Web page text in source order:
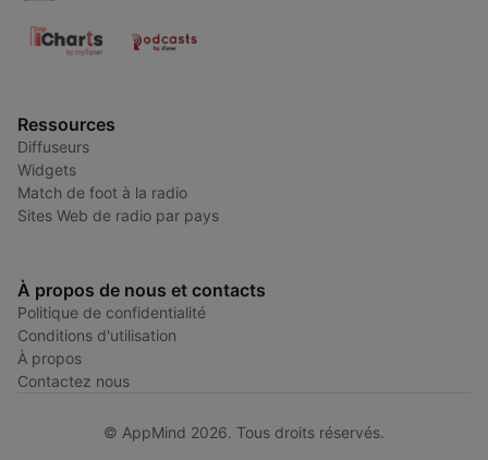
Ressources
Diffuseurs
Widgets
Match de foot à la radio
Sites Web de radio par pays
À propos de nous et contacts
Politique de confidentialité
Conditions d'utilisation
À propos
Contactez nous
© AppMind 2026. Tous droits réservés.